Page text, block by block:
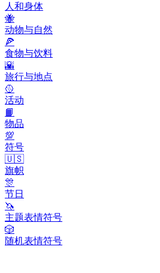
人和身体
🐝
动物与自然
🍕
食物与饮料
🌇
旅行与地点
🥎
活动
📙
物品
💯
符号
🇺🇸
旗帜
🎊
节日
🦄
主题表情符号
🎲
随机表情符号